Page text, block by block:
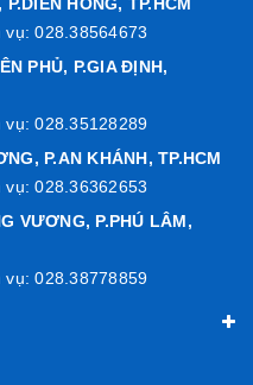
028.38564673
PHỦ, P.GIA ĐỊNH,
vụ: 028.35128289
P.AN KHÁNH, TP.HCM
028.36362653
VƯƠNG, P.PHÚ LÂM,
vụ: 028.38778859